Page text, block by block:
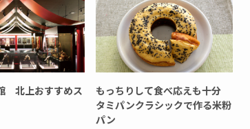
北上おすすめス
もっちりして食べ応えも十分
タミパンクラシックで作る米粉
パン